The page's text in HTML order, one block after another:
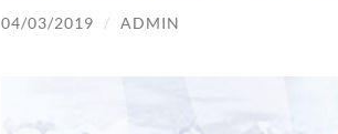
04/03/2019 / ADMIN